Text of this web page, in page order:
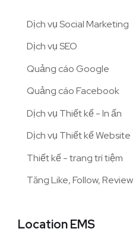
Dịch vụ Social Marketing
Dịch vụ SEO
Quảng cáo Google
Quảng cáo Facebook
Dịch vụ Thiết kế - In ấn
Dịch vụ Thiết kế Website
Thiết kế - trang trí tiệm
Tăng Like, Follow, Review
Location EMS